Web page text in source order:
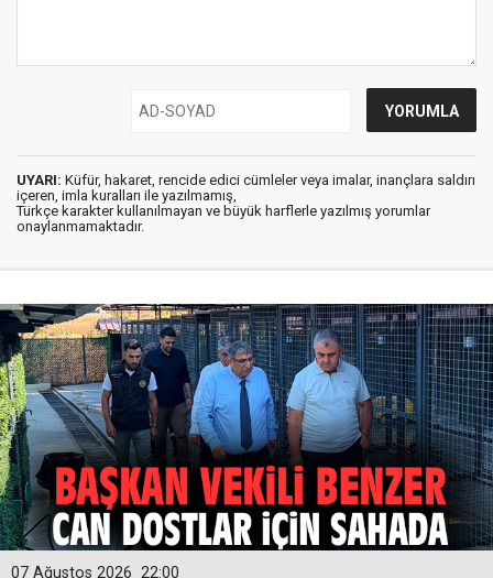
UYARI: Küfür, hakaret, rencide edici cümleler veya imalar, inançlara saldırı
içeren, imla kuralları ile yazılmamış,
Türkçe karakter kullanılmayan ve büyük harflerle yazılmış yorumlar
onaylanmamaktadır.
22:00
07 Ağustos 2026